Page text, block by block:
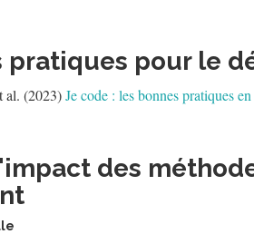
pratiques pour le
al. (2023)Je code : les bonnes pratiques
des